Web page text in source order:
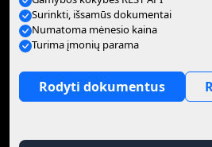
Surinkti, išsamūs dokumentai
Numatoma mėnesio kaina
Turima įmonių parama
Rodyti dokumentus